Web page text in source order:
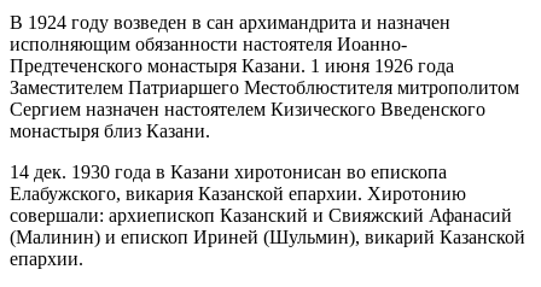
В 1924 году возведен в сан архимандрита и назначен
исполняющим обязанности настоятеля Иоанно-
Предтеченского монастыря Казани. 1 июня 1926 года
Заместителем Патриаршего Местоблюстителя митрополитом
Сергием назначен настоятелем Кизического Введенского
монастыря близ Казани.
14 дек. 1930 года в Казани хиротонисан во епископа
Елабужского, викария Казанской епархии. Хиротонию
совершали: архиепископ Казанский и Свияжский Афанасий
(Малинин) и епископ Ириней (Шульмин), викарий Казанской
епархии.